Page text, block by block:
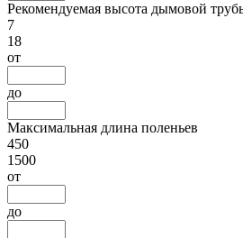
Рекомендуемая высота дымовой
7
18
от
до
Максимальная длина поленьев
450
1500
от
до